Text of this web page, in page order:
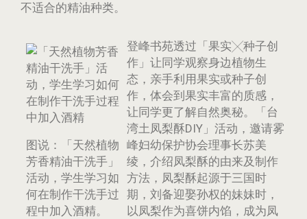
不适合的精油种类。
图说：「天然植物
芳香精油干洗手」
活动，学生学习如
何在制作干洗手过
程中加入酒精。
登峰书苑透过「果实╳种子创
作」让同学观察身边植物生
态，亲手利用果实或种子创
作，体会到果实丰富的质感，
让同学更了解自然奥秘。「台
湾土凤梨酥DIY」活动，邀请雾
峰妇幼保护协会理事长苏美
绫，介绍凤梨酥的由来及制作
方法，凤梨酥起源于三国时
期，刘备迎娶孙权的妹妹时，
以凤梨作为喜饼内馅，成为凤